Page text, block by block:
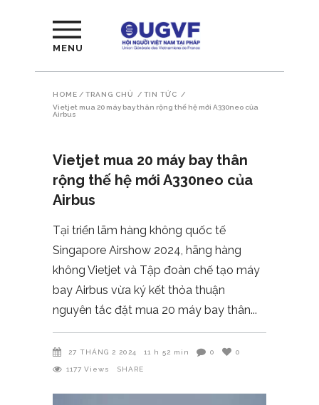
MENU
HOME / TRANG CHỦ / TIN TỨC
/
Vietjet mua 20 máy bay thân rộng thế hệ mới A330neo của
Airbus
Vietjet mua 20 máy bay thân
rộng thế hệ mới A330neo của
Airbus
Tại triển lãm hàng không quốc tế
Singapore Airshow 2024, hãng hàng
không Vietjet và Tập đoàn chế tạo máy
bay Airbus vừa ký kết thỏa thuận
nguyên tắc đặt mua 20 máy bay thân
27 THÁNG 2 2024 11 h 52 min 0 0
1177 Views SHARE